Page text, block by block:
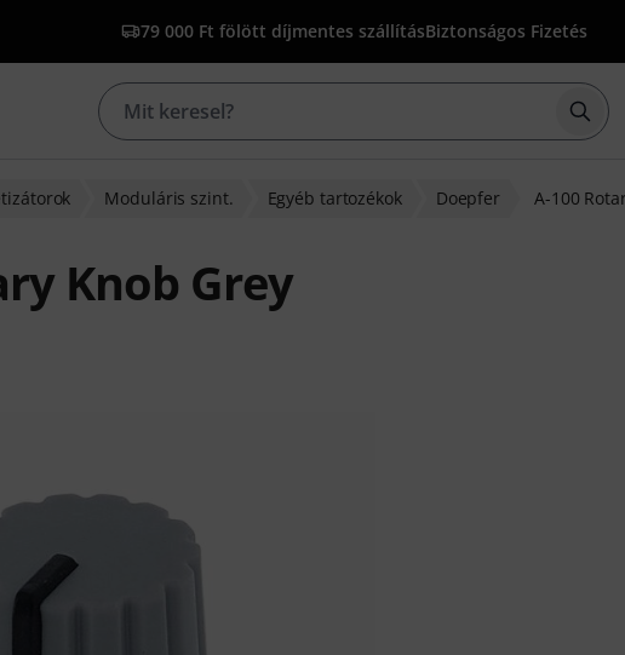
79 000 Ft fölött díjmentes szállításBiztonságos Fizetés
Moduláris szint. Egyéb tartozékok Doepfer A-100
Knob Grey
alapján